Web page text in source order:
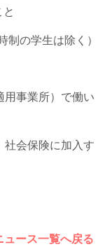
の学生は除く）
用事業所）で働い
社会保険に加入す
ュース一覧へ戻る